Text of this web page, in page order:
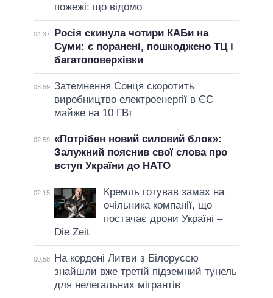
пожежі: що відомо
04:37
Росія скинула чотири КАБи на
Суми: є поранені, пошкоджено ТЦ і
багатоповерхівки
03:59 Затемнення Сонця скоротить
виробництво електроенергії в ЄС
майже на 10 ГВт
02:59 «Потрібен новий силовий блок»:
Залужний пояснив свої слова про
вступ України до НАТО
02:15
Кремль готував замах на
очільника компанії, що
постачає дрони Україні –
Die Zeit
00:58
На кордоні Литви з Білоруссю
знайшли вже третій підземний тунель
для нелегальних мігрантів